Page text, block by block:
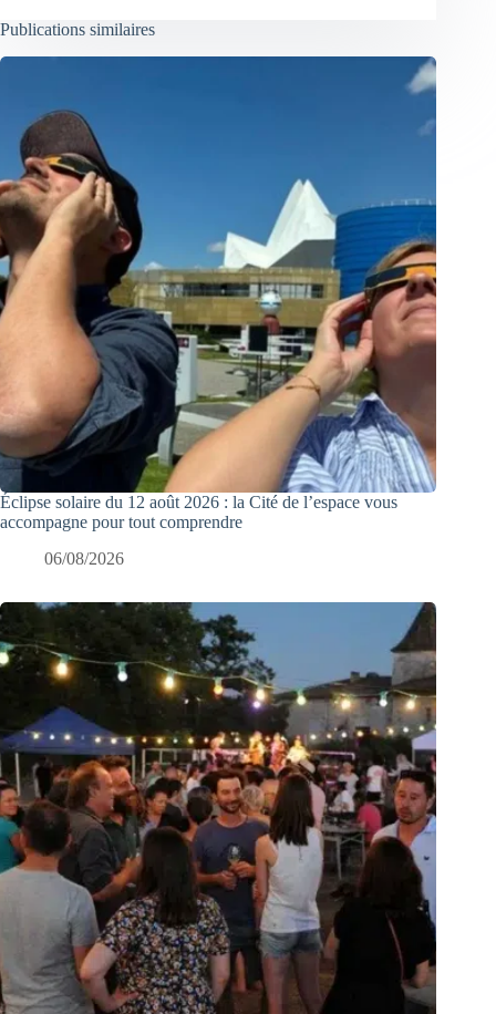
Publications similaires
Éclipse solaire du 12 août 2026 : la Cité de l’espace vous
accompagne pour tout comprendre
06/08/2026